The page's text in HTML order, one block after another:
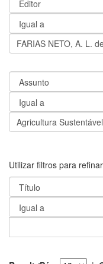
Utilizar filtros para